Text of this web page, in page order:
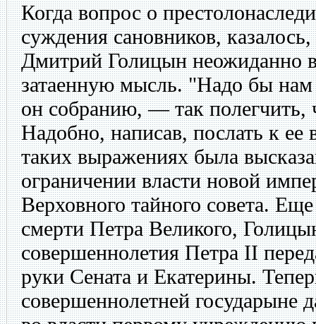
Когда вопрос о
суждения сановников,
Дмитрий Голицын неожиданно
затаенную мысль. "Надо бы нам
он собранию, — так полегчить,
Надобно, написав, послать к
таких выражениях была
ограничении власти новой
Верховного тайного совета.
смерти Петра Великого,
совершеннолетия Петра II
руки Сената и Екатерины.
совершеннолетней государыне